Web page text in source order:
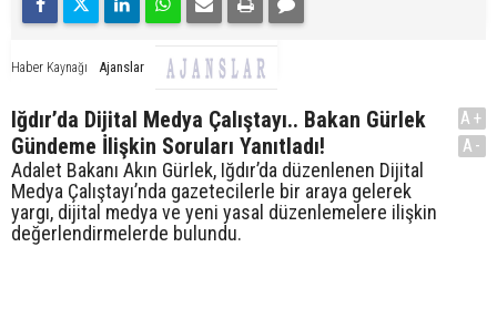
Haber Kaynağı Ajanslar
Iğdır’da Dijital Medya Çalıştayı.. Bakan Gürlek
Gündeme İlişkin Soruları Yanıtladı!
Adalet Bakanı Akın Gürlek, Iğdır’da düzenlenen Dijital
Medya Çalıştayı’nda gazetecilerle bir araya gelerek
yargı, dijital medya ve yeni yasal düzenlemelere ilişkin
değerlendirmelerde bulundu.
A+
A-